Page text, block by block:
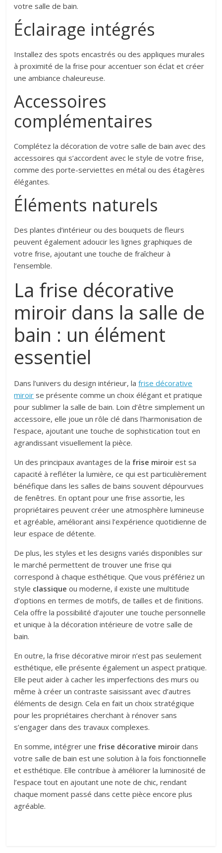
votre salle de bain.
Éclairage intégrés
Installez des spots encastrés ou des appliques murales
à proximité de la frise pour accentuer son éclat et créer
une ambiance chaleureuse.
Accessoires
complémentaires
Complétez la décoration de votre salle de bain avec des
accessoires qui s’accordent avec le style de votre frise,
comme des porte-serviettes en métal ou des étagères
élégantes.
Éléments naturels
Des plantes d’intérieur ou des bouquets de fleurs
peuvent également adoucir les lignes graphiques de
votre frise, ajoutant une touche de fraîcheur à
l’ensemble.
La frise décorative
miroir dans la salle de
bain : un élément
essentiel
Dans l’univers du design intérieur, lafrise décorative
miroir se présente comme un choix élégant et pratique
pour sublimer la salle de bain. Loin d’être simplement un
accessoire, elle joue un rôle clé dans l’harmonisation de
l’espace, ajoutant une touche de sophistication tout en
agrandissant visuellement la pièce.
Un des principaux avantages de la frise miroir est sa
capacité à refléter la lumière, ce qui est particulièrement
bénéfique dans les salles de bains souvent dépourvues
de fenêtres. En optant pour une frise assortie, les
propriétaires peuvent créer une atmosphère lumineuse
et agréable, améliorant ainsi l’expérience quotidienne de
leur espace de détente.
De plus, les styles et les designs variés disponibles sur
le marché permettent de trouver une frise qui
correspond à chaque esthétique. Que vous préfériez un
style classique ou moderne, il existe une multitude
d’options en termes de motifs, de tailles et de finitions.
Cela offre la possibilité d’ajouter une touche personnelle
et unique à la décoration intérieure de votre salle de
bain.
En outre, la frise décorative miroir n’est pas seulement
esthétique, elle présente également un aspect pratique.
Elle peut aider à cacher les imperfections des murs ou
même à créer un contraste saisissant avec d’autres
éléments de design. Cela en fait un choix stratégique
pour les propriétaires cherchant à rénover sans
s’engager dans des travaux complexes.
En somme, intégrer une frise décorative miroir dans
votre salle de bain est une solution à la fois fonctionnelle
et esthétique. Elle contribue à améliorer la luminosité de
l’espace tout en ajoutant une note de chic, rendant
chaque moment passé dans cette pièce encore plus
agréable.